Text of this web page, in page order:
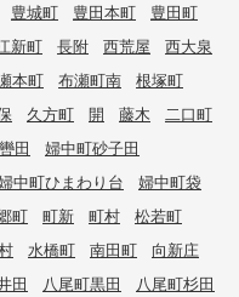
豊城町 豊田本町
豊田町
新町 長附 西荒屋
西大泉
本町 布瀬町南
根塚町
久方町 開 藤木
二口町
田
婦中町砂子田
中町ひまわり台
婦中町袋
町 町新 町村
松若町
水橋町 南田町
向新庄
田 八尾町黒田
八尾町杉田